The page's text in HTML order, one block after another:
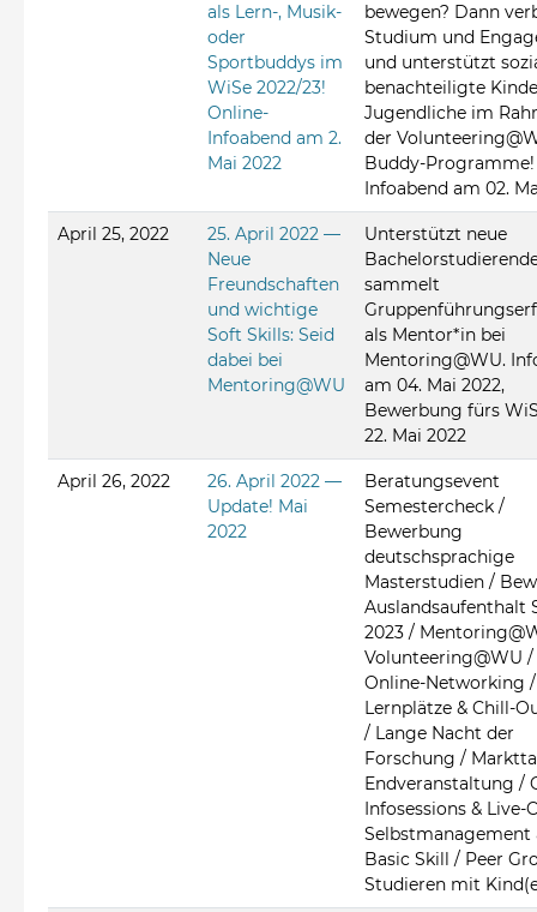
als Lern-, Musik-
oder
Sportbuddys im
WiSe 2022/23!
Online-
Infoabend am 2.
Mai 2022
bewegen? Dann
Studium und
und unterstützt
benachteiligte
Jugendliche im
der
Buddy-Programme!
Infoabend am 02.
April 25, 2022
25. April 2022 —
Neue
Freundschaften
und wichtige
Soft Skills: Seid
dabei bei
Mentoring@WU
Unterstützt neue
sammelt
als Mentor*in bei
Mentoring@WU.
am 04. Mai 2022,
Bewerbung fürs
22. Mai 2022
April 26, 2022
26. April 2022 —
Update! Mai
2022
Beratungsevent
Semestercheck /
Bewerbung
deutschsprachige
Masterstudien /
Auslandsaufenthalt
2023 /
Volunteering@WU /
Online-Networking /
Lernplätze & Chill-
/ Lange Nacht der
Forschung /
Endveranstaltung /
Infosessions & Live-
Selbstmanagement
Basic Skill / Peer
Studieren mit